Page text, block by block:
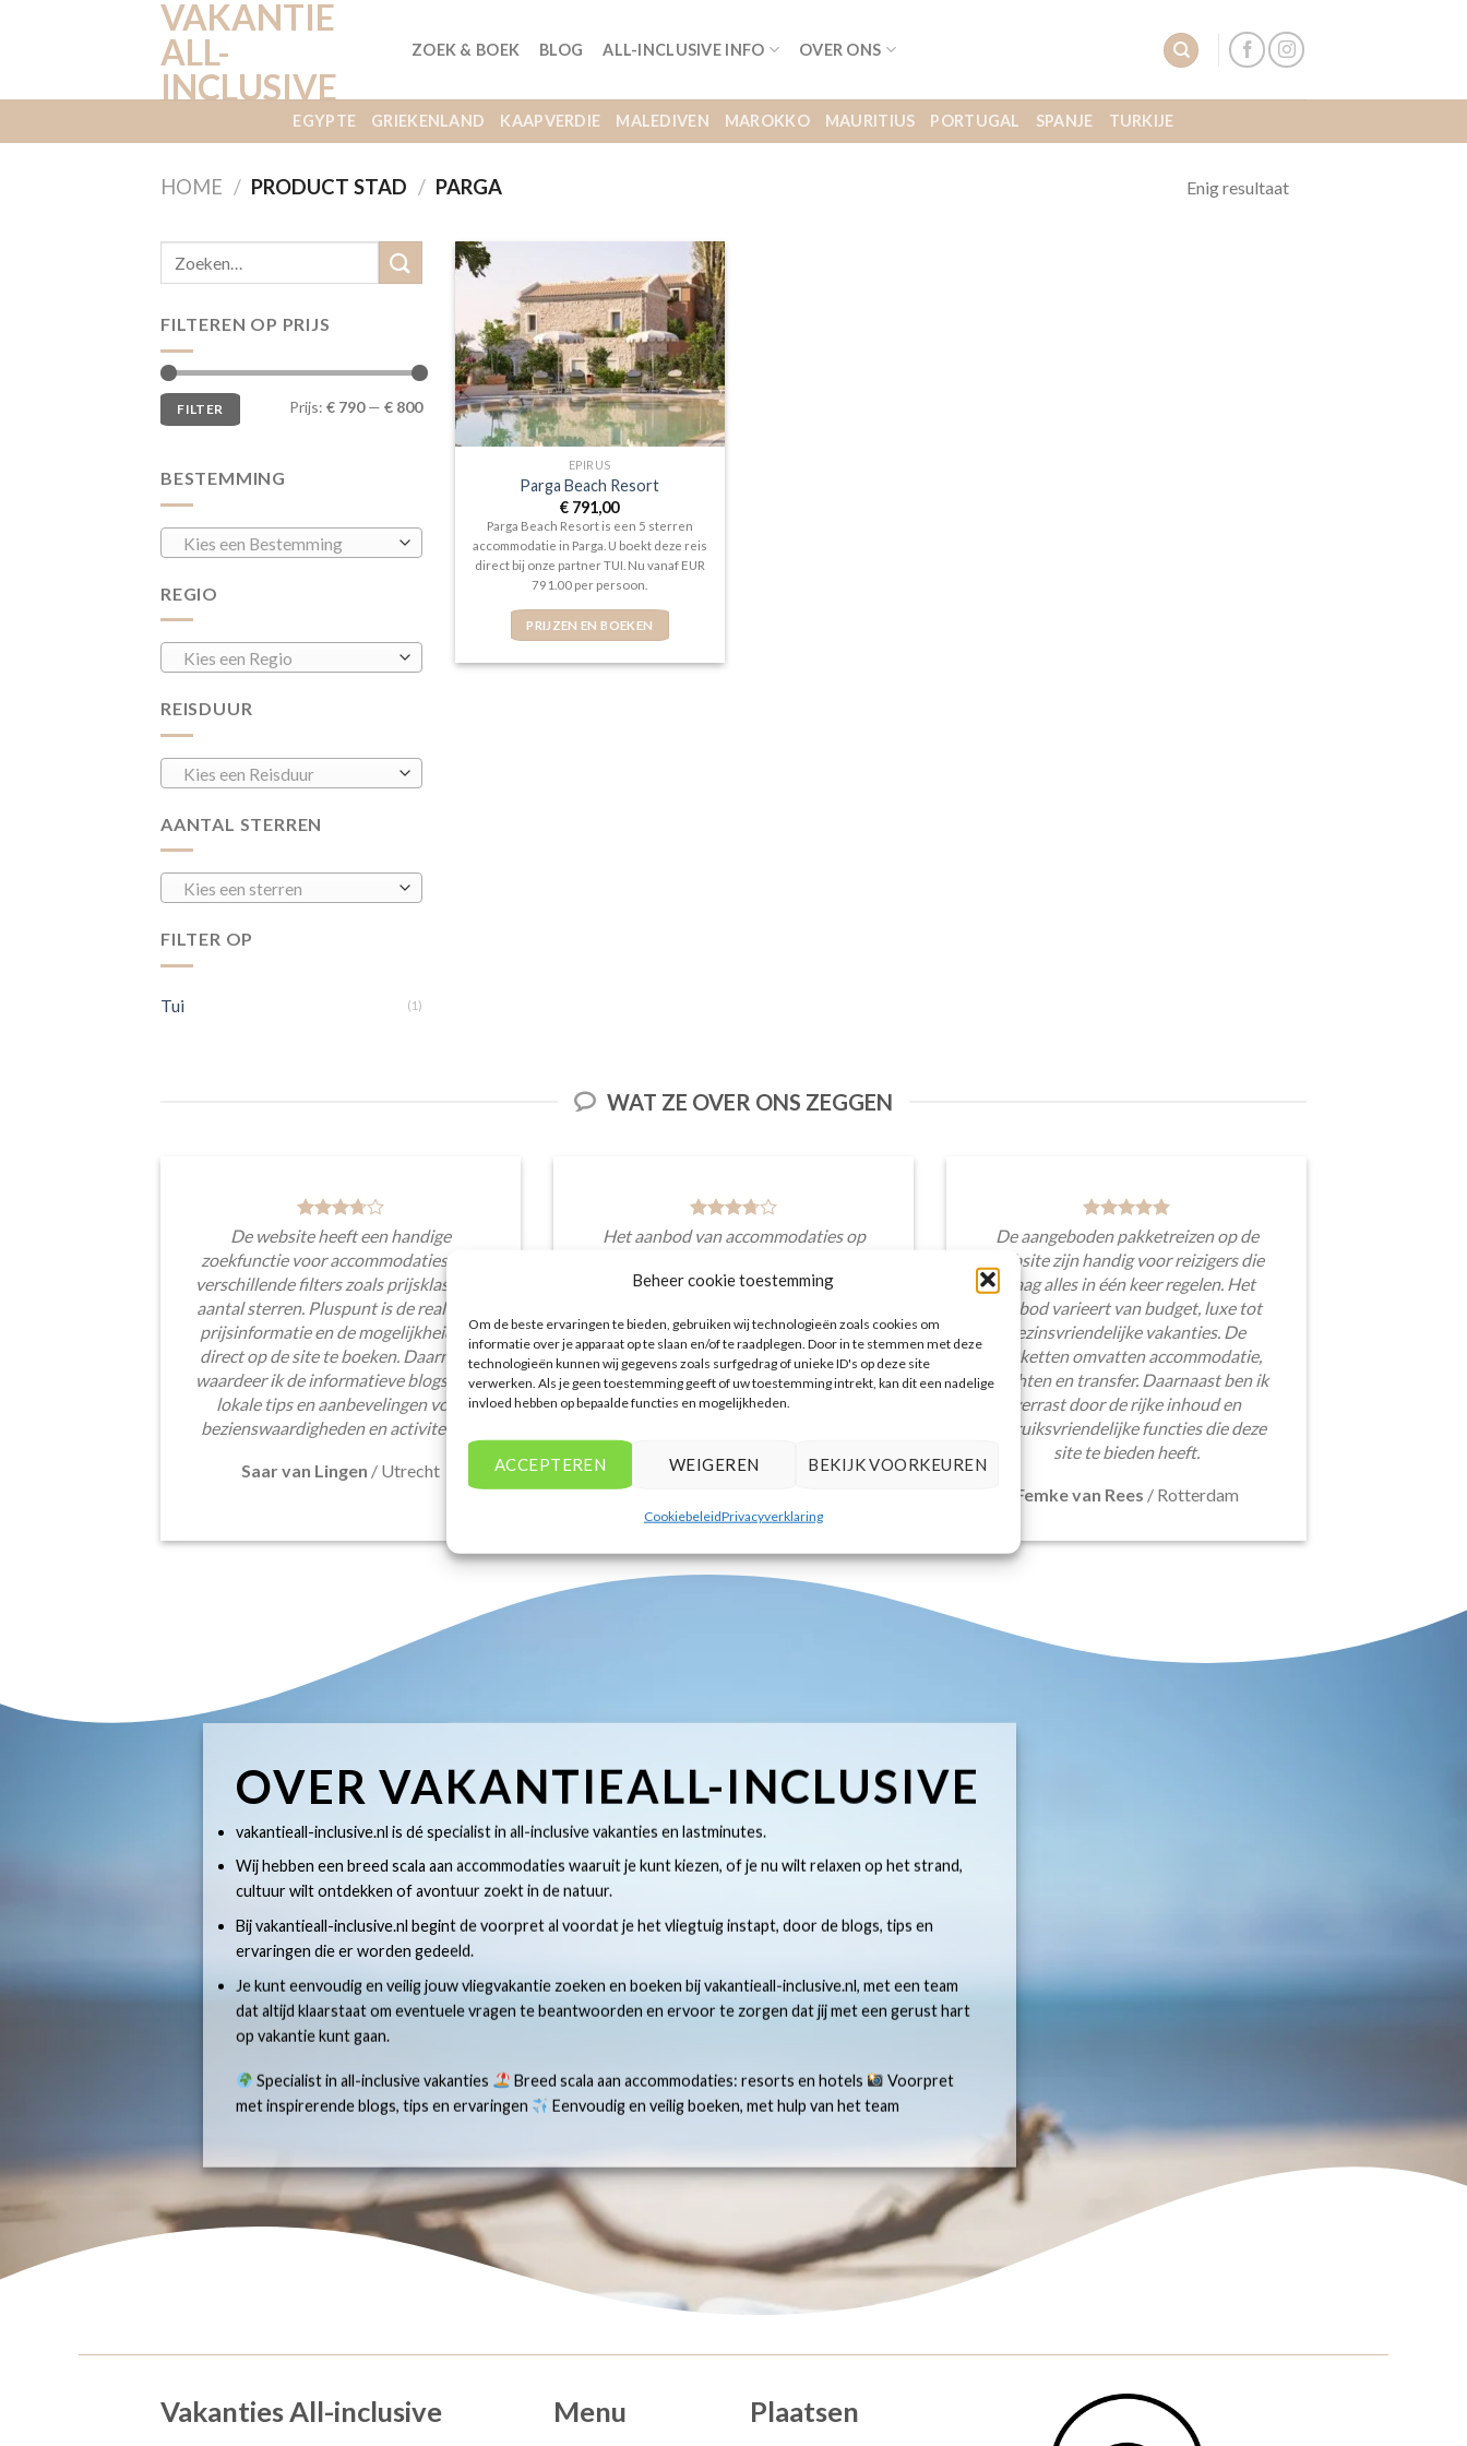
Beheer cookie toestemming
Om de beste ervaringen te bieden, gebruiken wij technologieën zoals cookies om
informatie over je apparaat op te slaan en/of te raadplegen. Door in te stemmen met deze
technologieën kunnen wij gegevens zoals surfgedrag of unieke ID's op deze site
verwerken. Als je geen toestemming geeft of uw toestemming intrekt, kan dit een nadelige
invloed hebben op bepaalde functies en mogelijkheden.
ACCEPTEREN WEIGEREN BEKIJK VOORKEUREN
CookiebeleidPrivacyverklaring
VAKANTIE
ALL-
INCLUSIVE
ZOEK & BOEK BLOG ALL-INCLUSIVE INFO OVER ONS
EGYPTE GRIEKENLAND KAAPVERDIE MALEDIVEN MAROKKO MAURITIUS PORTUGAL SPANJE TURKIJE
HOME / PRODUCT STAD / PARGA Enig resultaat
FILTEREN OP PRIJS
Min.
prijs
Max.
prijsFILTER Prijs: € 790— € 800
BESTEMMING
Kies een Bestemming
REGIO
Kies een Regio
REISDUUR
Kies een Reisduur
AANTAL STERREN
Kies een sterren
FILTER OP
Tui (1)
EPIRUS
Parga Beach Resort
€ 791,00
Parga Beach Resort is een 5 sterren
accommodatie in Parga. U boekt deze reis
direct bij onze partner TUI. Nu vanaf EUR
791.00 per persoon.
PRIJZEN EN BOEKEN
WAT ZE OVER ONS ZEGGEN
De website heeft een handige
zoekfunctie voor accommodaties met
verschillende filters zoals prijsklasse en
aantal sterren. Pluspunt is de real-time
prijsinformatie en de mogelijkheid om
direct op de site te boeken. Daarnaast
waardeer ik de informatieve blogsectie,
lokale tips en aanbevelingen voor
bezienswaardigheden en activiteiten.
Saar van Lingen / Utrecht
Het aanbod van accommodaties op
luxe resorts tot budgetvriendelijke
opties. De handige zoekfilters maakten
het eenvoudig om accommodaties te
vinden die aansluiten bij mijn
voorkeuren en budget.
Stijn Wouters
De aangeboden pakketreizen op de
website zijn handig voor reizigers die
graag alles in één keer regelen. Het
aanbod varieert van budget, luxe tot
gezinsvriendelijke vakanties. De
pakketten omvatten accommodatie,
vluchten en transfer. Daarnaast ben ik
verrast door de rijke inhoud en
gebruiksvriendelijke functies die deze
site te bieden heeft.
Femke van Rees / Rotterdam
OVER VAKANTIEALL-INCLUSIVE
vakantieall-inclusive.nl is dé specialist in all-inclusive vakanties en lastminutes.
Wij hebben een breed scala aan accommodaties waaruit je kunt kiezen, of je nu wilt relaxen op het strand,
cultuur wilt ontdekken of avontuur zoekt in de natuur.
Bij vakantieall-inclusive.nl begint de voorpret al voordat je het vliegtuig instapt, door de blogs, tips en
ervaringen die er worden gedeeld.
Je kunt eenvoudig en veilig jouw vliegvakantie zoeken en boeken bij vakantieall-inclusive.nl, met een team
dat altijd klaarstaat om eventuele vragen te beantwoorden en ervoor te zorgen dat jij met een gerust hart
op vakantie kunt gaan.
Specialist in all-inclusive vakanties Breed scala aan accommodaties: resorts en hotels
Voorpret
met inspirerende blogs, tips en ervaringen
Eenvoudig en veilig boeken, met hulp van het team
Vakanties All-inclusive Menu Plaatsen